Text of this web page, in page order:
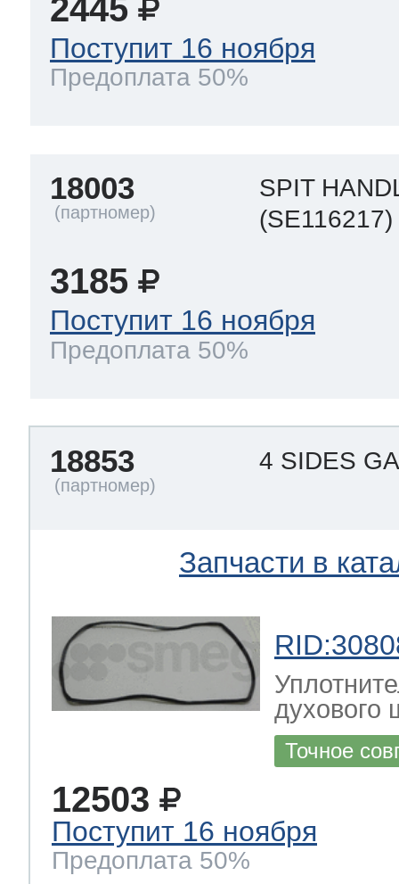
2445
Поступит 16 ноября
Предоплата 50%
18003
SPIT
(SE116217)
3185
Поступит 16 ноября
Предоплата 50%
18853 4 SIDES
Запчасти в
духового
Точное
12503
Поступит 16 ноября
Предоплата 50%